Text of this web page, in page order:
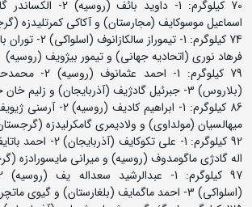
اسماعیل موسوکایف (مجارستان) و آکاکی کمرتلیدزه
فرهاد نوری (اتحادیه جهانی) و تیمور بیژویف (روسیه)
79 کیلوگرم: 1-
(بلاروس) 3- جبرئیل گادژیف (آذربایجان) و زلیم خان خادجیف (فرانسه)
میهالسیان (مولداوی) و ولادیمری گامکرلیدزه
اله گادژی ماگومدوف (روسیه) و میرانی مایسورادزه
(اسلواکی) 3- احمد ماگمایف (بلغارستان) و گیوی ماتچراشویلی (گرجستان)